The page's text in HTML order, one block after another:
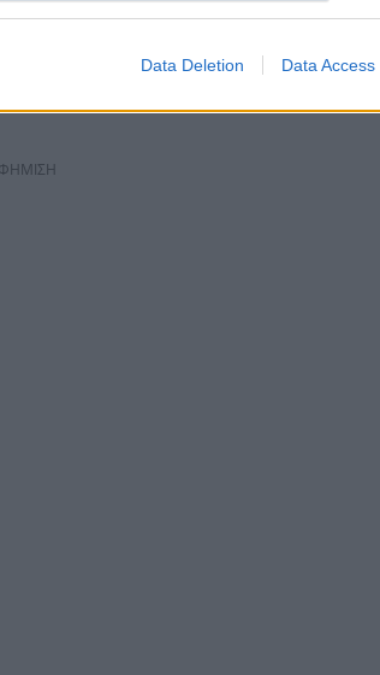
Data Deletion Data Access
να βρεις”, υπογράμμισε
πόρους και αυτός (ο Στρος-
ψάχνουν όπου